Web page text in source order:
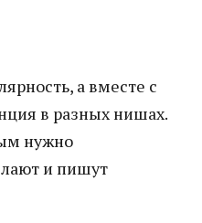
а вместе с
в разных нишах.
нужно
и пишут